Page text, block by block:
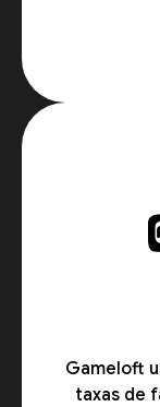
Gameloft
taxas de